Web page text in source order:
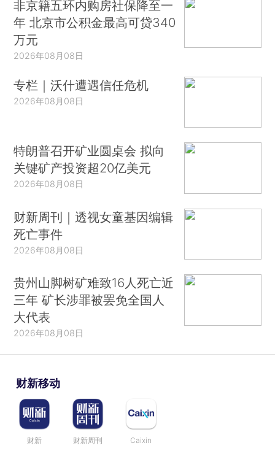
非京籍五环内购房社保降至一
年 北京市公积金最高可贷340
万元
2026年08月08日
专栏｜沃什遭遇信任危机
2026年08月08日
特朗普召开矿业圆桌会 拟向
关键矿产投资超20亿美元
2026年08月08日
财新周刊｜透视女童基因编辑
死亡事件
2026年08月08日
贵州山脚树矿难致16人死亡近
三年 矿长涉罪被罢免全国人
大代表
2026年08月08日
财新移动
财新 财新周刊 Caixin